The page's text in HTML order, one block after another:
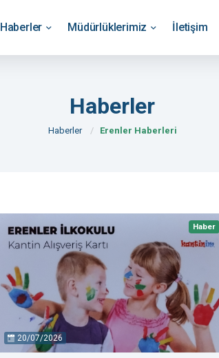
Haberler Müdürlüklerimiz İletişim
Haberler
Haberler Erenler Haberleri
Haber
20/07/2026